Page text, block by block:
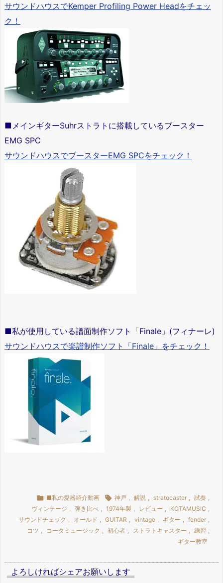
サウンドハウスでKemper Profiling Power Headをチェッ
ク！
■メインギターSuhrストラトに搭載しているブースター
EMG SPC
サウンドハウスでブースターEMG SPCをチェック！
■私が使用している譜面制作ソフト「Finale」(フィナーレ)
サウンドハウスで楽譜制作ソフト「Finale」をチェック！
 ■私の愛器紹介動画  神戸 解説 stratocaster 試奏
ヴィンテージ
弾き比べ 1974年製 レビュー KOTAMUSIC
サウンドチェック
オールド GUITAR vintage ギター fender
コツ
コータミュージック 初心者 ストラトキャスター 練習
ギター教室
よろしければシェアお願いします